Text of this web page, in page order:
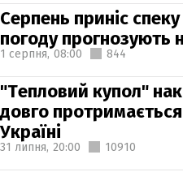
Серпень приніс
погоду прогнозують
1 серпня, 08:00 844
"Тепловий купол"
довго
Україні
31 липня, 20:00 10910